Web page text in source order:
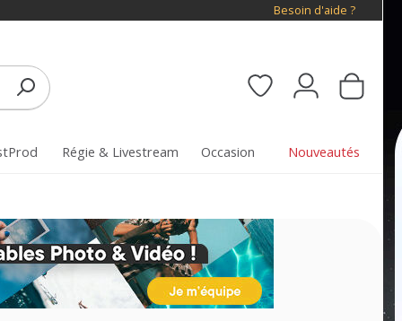
Besoin d'aide ?
Régie & Livestream Occasion Nouveautés